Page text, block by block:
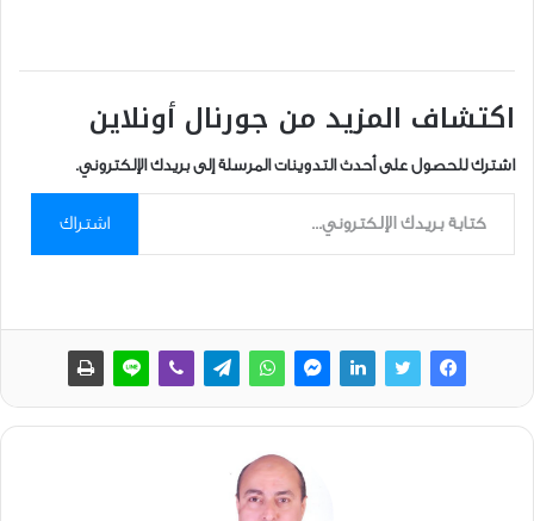
اكتشاف المزيد من جورنال أونلاين
اشترك للحصول على أحدث التدوينات المرسلة إلى بريدك الإلكتروني.
كتابة بريدك الإلكتروني...
اشتراك